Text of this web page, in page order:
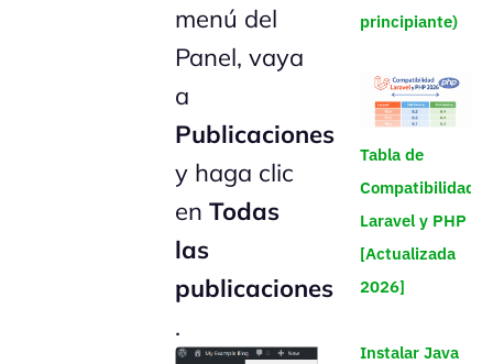
menú del
Panel, vaya
a
Publicaciones
y haga clic
enTodas
las
publicaciones
.
principiante)
Tabla de
Compatibilidad
Laravel y PHP
[Actualizada
2026]
Instalar Java